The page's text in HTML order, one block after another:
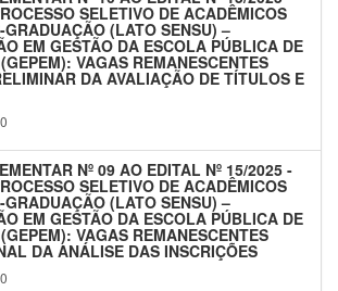
SELETIVO DE ACADÊMICOS
GRADUAÇÃO (LATO SENSU) –
EM GESTÃO DA ESCOLA PÚBLICA DE
VAGAS REMANESCENTES
DA AVALIAÇÃO DE TÍTULOS E
Nº 09 AO EDITAL Nº 15/2025 -
SELETIVO DE ACADÊMICOS
GRADUAÇÃO (LATO SENSU) –
EM GESTÃO DA ESCOLA PÚBLICA DE
VAGAS REMANESCENTES
DA ANÁLISE DAS INSCRIÇÕES